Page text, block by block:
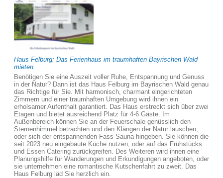
Haus Felburg: Das Ferienhaus im traumhaften Bayrischen Wald
mieten
Benötigen Sie eine Auszeit voller Ruhe, Entspannung und Genuss
in der Natur? Dann ist das Haus Felburg im Bayrischen Wald genau
das Richtige für Sie. Mit harmonisch, charmant eingerichteten
Zimmern und einer traumhaften Umgebung wird ihnen ein
erholsamer Aufenthalt garantiert. Das Haus erstreckt sich über zwei
Etagen und bietet ausreichend Platz für 4-6 Gäste. Im
Außenbereich können Sie an der Feuerschale genüsslich den
Sternenhimmel betrachten und den Klängen der Natur lauschen,
oder sich der entspannenden Fass-Sauna hingeben. Sie können die
seit 2023 neu eingebaute Küche nutzen, oder auf das Frühstücks
und Essen Catering zurückgreifen. Des Weiteren wird ihnen eine
Planungshilfe für Wanderungen und Erkundigungen angeboten, oder
sie unternehmen eine romantische Kutschenfahrt zu zweit. Das
Haus Felburg läd Sie herzlich ein.